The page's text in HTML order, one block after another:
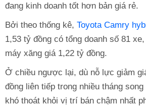
đang kinh doanh tốt hơn bản giá rẻ.
Bởi theo thống kê, Toyota Camry
1,53 tỷ đồng có tổng doanh số 81
máy xăng giá 1,22 tỷ đồng.
Ở chiều ngược lại, dù nỗ lực giảm
đồng liên tiếp trong nhiều tháng song
khó thoát khỏi vị trí bán chậm nhất